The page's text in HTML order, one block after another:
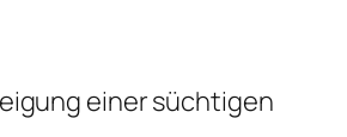
einer süchtigen